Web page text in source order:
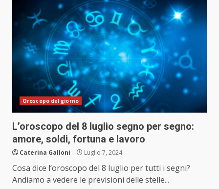
Oroscopo del giorno
L’oroscopo del 8 luglio segno per segno:
amore, soldi, fortuna e lavoro
Caterina Galloni Luglio 7, 2024
Cosa dice l’oroscopo del 8 luglio per tutti i segni?
Andiamo a vedere le previsioni delle stelle...